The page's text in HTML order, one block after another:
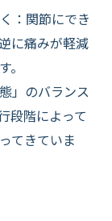
：関節にでき
に痛みが軽減
」のバランス
段階によって
てきていま